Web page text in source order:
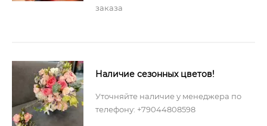
заказа
Наличие сезонных цветов!
Уточняйте наличие у менеджера по
телефону: +79044808598